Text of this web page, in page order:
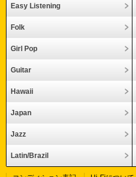
Easy Listening
Folk
Girl Pop
Guitar
Hawaii
Japan
Jazz
Latin/Brazil